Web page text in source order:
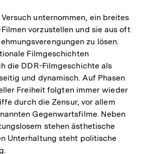
unternommen, ein breites
vorzustellen und sie aus oft
zu lösen.
Filmgeschichten
die DDR-Filmgeschichte als
und dynamisch. Auf Phasen
Freiheit folgten immer wieder
durch die Zensur, vor allem
Gegenwartsfilme. Neben
stehen ästhetische
Unterhaltung steht politische